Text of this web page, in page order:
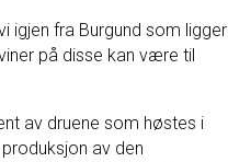
igjen fra Burgund som ligger
på disse kan være til
av druene som høstes i
av den